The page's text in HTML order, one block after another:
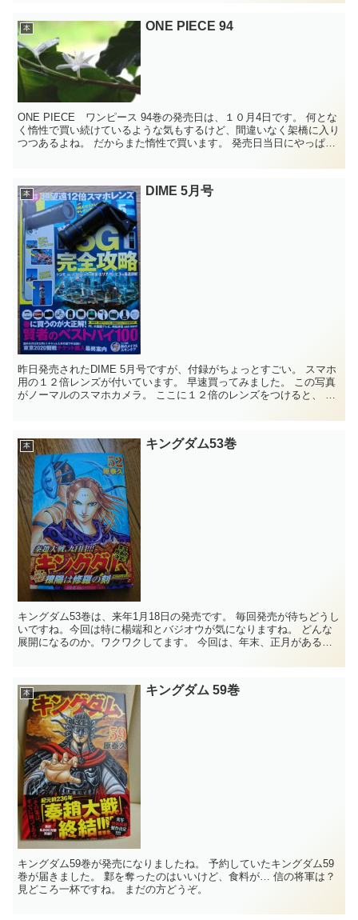
本 ONE PIECE 94
ONE PIECE ワンピース 94巻の発売日は、１０月4日です。 何とな
く惰性で買い続けているような気もするけど、間違いなく架橋に入り
つつあるよね。 だからまた惰性で買います。 発売日当日にやっぱり
本 DIME 5月号
昨日発売されたDIME 5月号ですが、付録がちょっとすごい。 スマホ
用の１２倍レンズが付いています。 早速買ってみました。 この写真
がノーマルのスマホカメラ。 ここに１２倍のレンズをつけると、 こ
本 キングダム53巻
キングダム53巻は、来年1月18日の発売です。 毎回発売が待ちどうし
いですね。今回は特に楊端和とバジオウが気になりますね。 どんな
展開になるのか。ワクワクしてます。 今回は、年末、正月があるの
本 キングダム 59巻
キングダム59巻が発売になりましたね。 予約していたキングダム59
巻が届きました。 鄴を奪ったのはいいけど、食料が… 信の将軍は？
見どころ一杯ですね。 まだの方どうぞ。